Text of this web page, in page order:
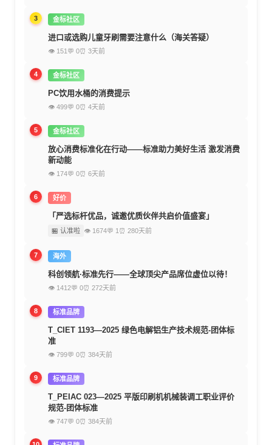
3 金标社区
进口或选购儿童牙刷需要注意什么（海关答疑）
👁 151 💬 0⏰ 3天前
4 金标社区
PC饮用水桶的消费提示
👁 499💬 0⏰ 4天前
5 金标社区
放心消费标准化在行动——标准助力美好生活 激发消费
新动能
👁 174💬 0⏰ 6天前
6 好价
「严选标杆优品，诚邀优质伙伴共启价值盛宴」
🏪 认准啦 👁 1674💬 1 ⏰ 280天前
7 海外
科创领航·标准先行——全球顶尖产品席位虚位以待！
👁 1412💬 0⏰ 272天前
8 标准品牌
T_CIET 1193—2025 绿色电解铝生产技术规范-团体标
准
👁 799💬 0⏰ 384天前
9 标准品牌
T_PEIAC 023—2025 平版印刷机机械装调工职业评价
规范-团体标准
👁 747💬 0⏰ 384天前